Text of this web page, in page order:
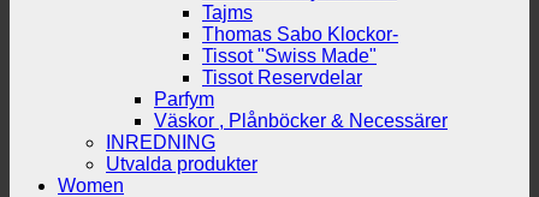
Tajms
Thomas Sabo Klockor-
Tissot "Swiss Made"
Tissot Reservdelar
Parfym
Väskor , Plånböcker & Necessärer
INREDNING
Utvalda produkter
Women